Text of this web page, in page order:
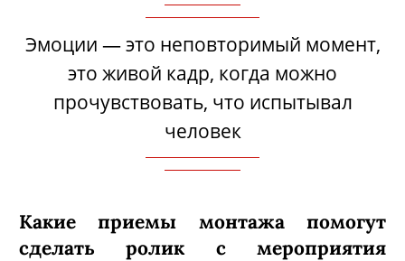
Эмоции — это неповторимый момент,
это живой кадр, когда можно
прочувствовать, что испытывал
человек
Какие приемы монтажа помогут
сделать ролик с мероприятия